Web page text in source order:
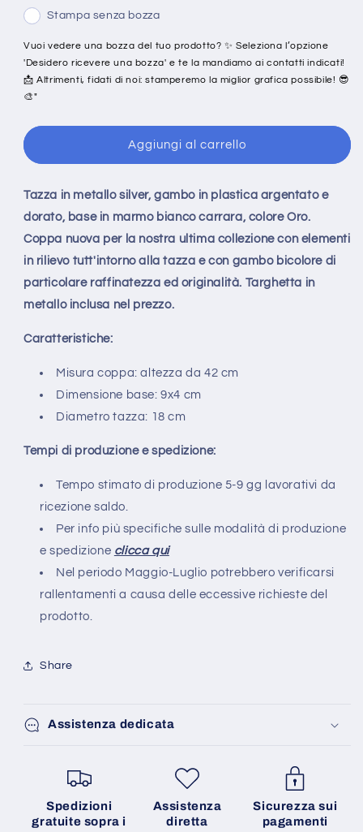
Stampa senza bozza
Vuoi vedere una bozza del tuo prodotto? ✨ Seleziona l’opzione
'Desidero ricevere una bozza' e te la mandiamo ai contatti indicati!
📩 Altrimenti, fidati di noi: stamperemo la miglior grafica possibile! 😎
🎨"
Aggiungi al carrello
Tazza in metallo silver, gambo in plastica argentato e
dorato, base in marmo bianco carrara, colore Oro.
Coppa nuova per la nostra ultima collezione con elementi
in rilievo tutt'intorno alla tazza e con gambo bicolore di
particolare raffinatezza ed originalità. Targhetta in
metallo inclusa nel prezzo.
Caratteristiche:
Misura coppa: altezza da 42 cm
Dimensione base:9x4 cm
Diametro tazza: 18 cm
Tempi di produzione e spedizione:
Tempo stimato di produzione 5-9 gg lavorativi da
ricezione saldo.
Per info più specifiche sulle modalità di produzione
e spedizione clicca qui
Nel periodo Maggio-Luglio potrebbero verificarsi
rallentamenti a causa delle eccessive richieste del
prodotto.
Share
Assistenza dedicata
Spedizioni
gratuite sopra i
Assistenza
diretta
Sicurezza sui
pagamenti